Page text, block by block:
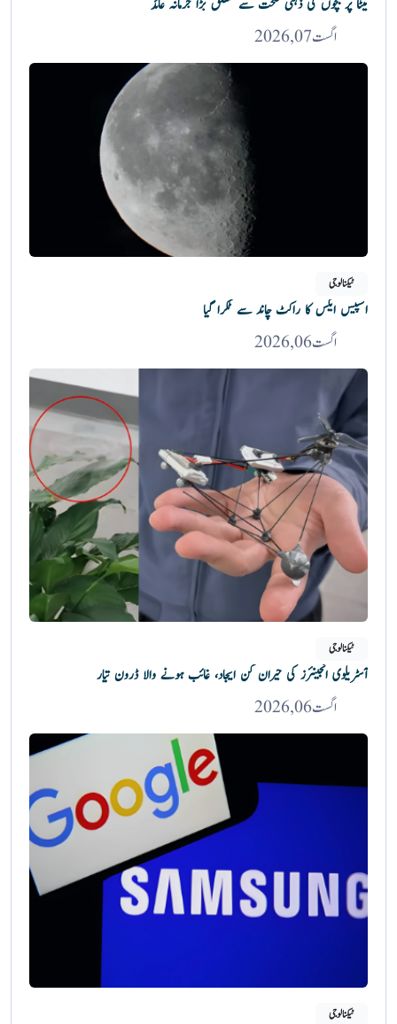
میٹا پر بچوں کی ذہنی صحت سے متعلق بڑا جرمانہ عائد
اگست 07, 2026
ٹیکنالوجی
اسپیس ایکس کا راکٹ چاند سے ٹکرا گیا
اگست 06, 2026
ٹیکنالوجی
آسٹریلوی انجینئرز کی حیران کن ایجاد، غائب ہونے والا ڈرون تیار
اگست 06, 2026
ٹیکنالوجی